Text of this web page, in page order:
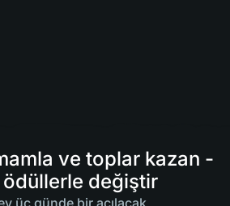
ve toplar kazan -
ödüllerle değiştir
üç günde bir açılacak